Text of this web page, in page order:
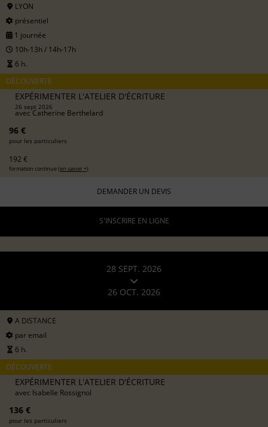
LYON
présentiel
1 journée
10h-13h / 14h-17h
6 h.
DÉCOUVERTE
EXPÉRIMENTER L'ATELIER D'ÉCRITURE
26 sept 2026
avecCatherine Berthelard
96 €
pour les particuliers
192 €
formation continue (en savoir +)
DEMANDER UN DEVIS
S'INSCRIRE EN LIGNE
28 SEPT. 2026
26 OCT. 2026
A DISTANCE
par email
6 h.
DÉCOUVERTE
EXPÉRIMENTER L'ATELIER D'ÉCRITURE
avec Isabelle Rossignol
136 €
pour les particuliers